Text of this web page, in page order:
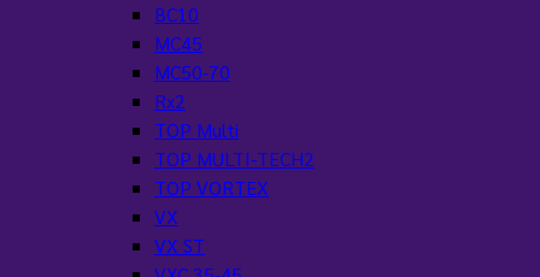
BC10
MC45
MC50-70
Rx2
TOP Multi
TOP MULTI-TECH2
TOP VORTEX
VX
VX ST